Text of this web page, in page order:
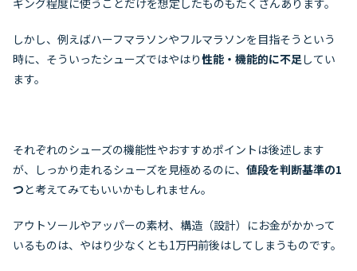
ギング程度に使うことだけを想定したものもたくさんあります。
しかし、例えばハーフマラソンやフルマラソンを目指そうという
時に、そういったシューズではやはり性能・機能的に不足してい
ます。
それぞれのシューズの機能性やおすすめポイントは後述します
が、しっかり走れるシューズを見極めるのに、 値段を判断基準の1
つと考えてみてもいいかもしれません。
アウトソールやアッパーの素材、構造（設計）にお金がかかって
いるものは、やはり少なくとも1万円前後はしてしまうものです。